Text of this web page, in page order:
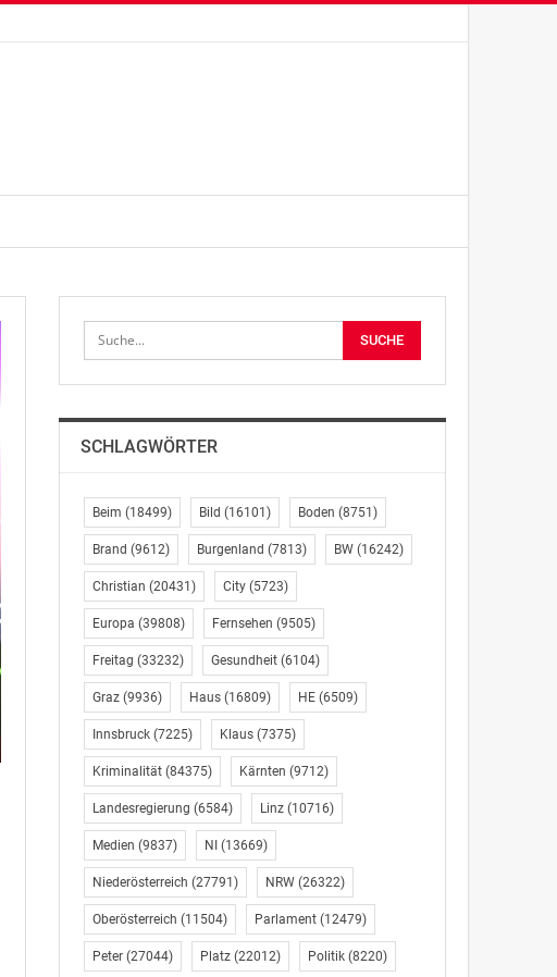
SCHLAGWÖRTER
Beim (18499) Bild (16101) Boden (8751)
Brand (9612) Burgenland (7813) BW(16242)
Christian (20431) City(5723)
Europa (39808) Fernsehen (9505)
Freitag (33232) Gesundheit(6104)
Graz(9936) Haus(16809) HE(6509)
Innsbruck(7225) Klaus(7375)
Kriminalität(84375) Kärnten (9712)
Landesregierung (6584) Linz(10716)
Medien (9837) NI (13669)
Niederösterreich (27791) NRW(26322)
Oberösterreich (11504) Parlament(12479)
Peter(27044) Platz(22012) Politik(8220)